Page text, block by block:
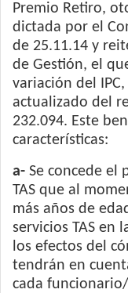
Premio Retiro,
dictada por el
de 25.11.14 у
de Gestión, el
variación del
actualizado del
232.094. Este
características:
a- Se concede el
TAS que al
más años de
servicios TAS en
los efectos del
tendrán en
cada